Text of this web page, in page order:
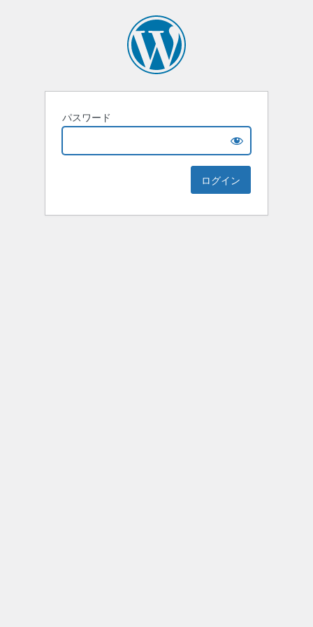
パスワード